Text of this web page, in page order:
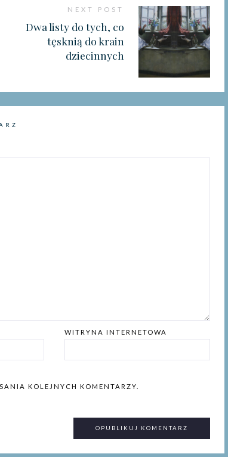
NEXT POST
Dwa listy do tych, co
tęsknią do krain
dziecinnych
WITRYNA INTERNETOWA
KOLEJNYCH KOMENTARZY.